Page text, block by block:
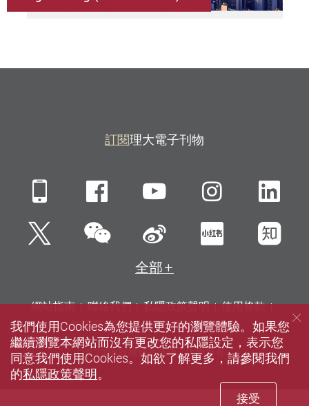
訂閱理大電子刊物
Mobile FacebookYouTube
Twitter微信 新浪微博小紅書知
全部
網站指南 聯絡我們 私隱政策聲明
使用條款
無障礙網頁
招聘 傳媒 圖書館
© 2026 版權屬香港理工大學所有
我們使用Cookies為您提供更好的瀏覽體驗。如果您
繼續瀏覽本網站而沒有更改您的私隱設定，表示您
同意我們使用Cookies。如欲了解更多，請參閱我們
的私隱政策聲明。
接受